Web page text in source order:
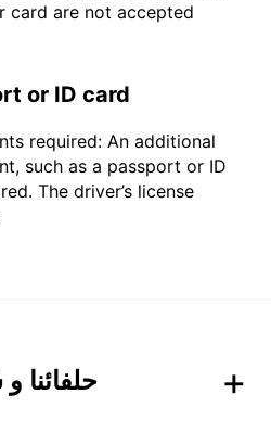
card are not accepted
or ID card
required: An additional
such as a passport or ID
The driver’s license
حلفائنا